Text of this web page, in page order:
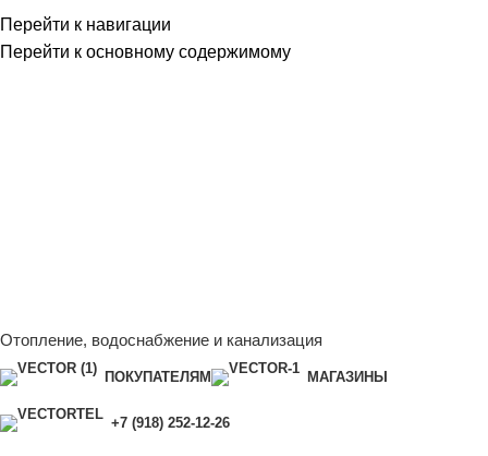
Перейти к навигации
Перейти к основному содержимому
Отопление, водоснабжение и канализация
ПОКУПАТЕЛЯМ МАГАЗИНЫ
+7 (918) 252-12-26